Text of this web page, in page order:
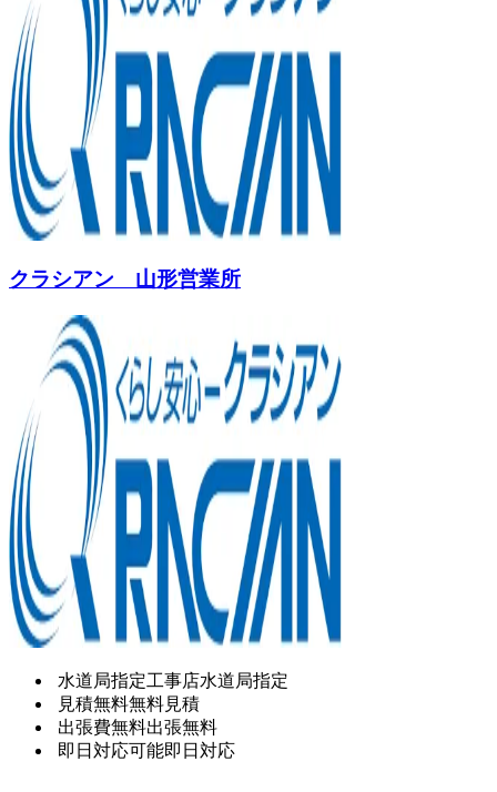
クラシアン 山形営業所
水道局指定工事店水道局指定
見積無料無料見積
出張費無料出張無料
即日対応可能即日対応